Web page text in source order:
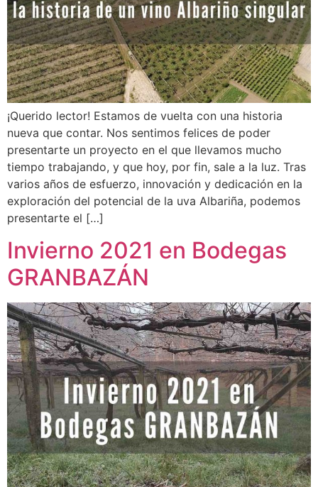
¡Querido lector! Estamos de vuelta con una historia
nueva que contar. Nos sentimos felices de poder
presentarte un proyecto en el que llevamos mucho
tiempo trabajando, y que hoy, por fin, sale a la luz. Tras
varios años de esfuerzo, innovación y dedicación en la
exploración del potencial de la uva Albariña, podemos
presentarte el […]
Invierno 2021 en Bodegas
GRANBAZÁN